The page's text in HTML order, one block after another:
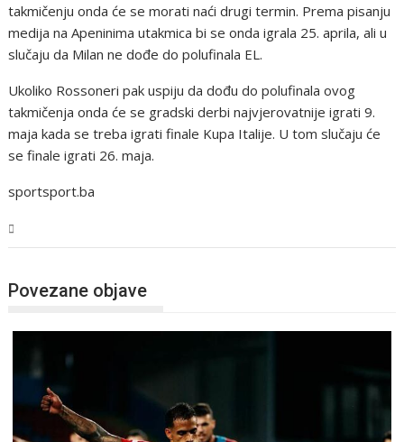
takmičenju onda će se morati naći drugi termin. Prema pisanju
medija na Apeninima utakmica bi se onda igrala 25. aprila, ali u
slučaju da Milan ne dođe do polufinala EL.
Ukoliko Rossoneri pak uspiju da dođu do polufinala ovog
takmičenja onda će se gradski derbi najvjerovatnije igrati 9.
maja kada se treba igrati finale Kupa Italije. U tom slučaju će
se finale igrati 26. maja.
sportsport.ba
Povezane objave